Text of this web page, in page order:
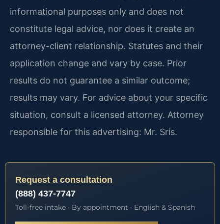
informational purposes only and does not
constitute legal advice, nor does it create an
attorney-client relationship. Statutes and their
application change and vary by case. Prior
results do not guarantee a similar outcome;
results may vary. For advice about your specific
situation, consult a licensed attorney. Attorney
responsible for this advertising: Mr. Sris.
Request a consultation
(888) 437-7747
Toll-free intake · By appointment · English & Spanish